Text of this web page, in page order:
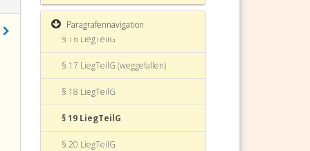
Paragrafennavigation
§ 15 LiegTeilG
§ 16 LiegTeilG
§ 17 LiegTeilG (weggefallen)
§ 18 LiegTeilG
§ 19 LiegTeilG
§ 20 LiegTeilG